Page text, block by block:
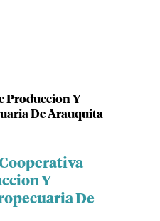
Produccion Y
De Arauquita
Y
De